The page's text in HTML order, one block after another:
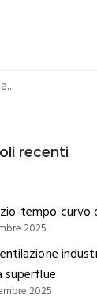
recenti
tempo curvo
2025
superflue
2025